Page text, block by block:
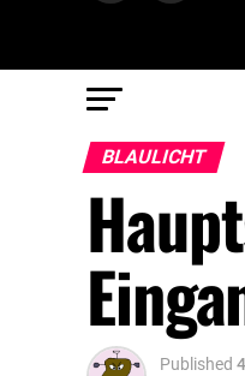
BLAULICHT
Published